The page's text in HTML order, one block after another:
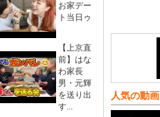
お家デー
ト当日ゥ
【上京直
前】はな
わ家長
男・元輝
を送り出
す...
人気の動画